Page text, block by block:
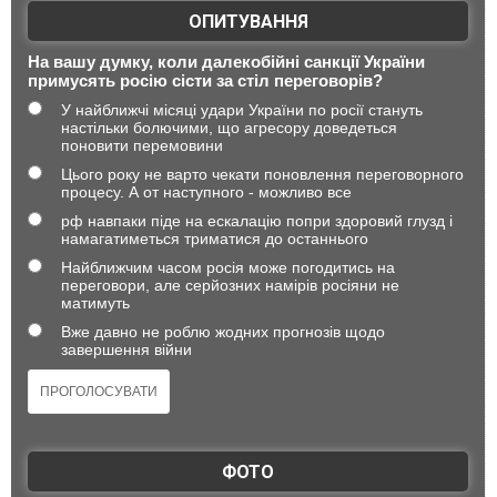
ОПИТУВАННЯ
На вашу думку, коли далекобійні санкції України
примусять росію сісти за стіл переговорів?
У найближчі місяці удари України по росії стануть
настільки болючими, що агресору доведеться
поновити перемовини
Цього року не варто чекати поновлення переговорного
процесу. А от наступного - можливо все
рф навпаки піде на ескалацію попри здоровий глузд і
намагатиметься триматися до останнього
Найближчим часом росія може погодитись на
переговори, але серйозних намірів росіяни не
матимуть
Вже давно не роблю жодних прогнозів щодо
завершення війни
ФОТО